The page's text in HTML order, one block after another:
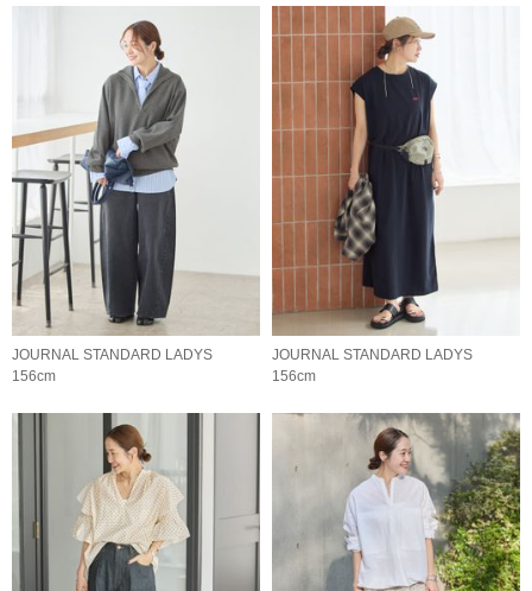
JOURNAL STANDARD LADYS
156cm
JOURNAL STANDARD LADYS
156cm